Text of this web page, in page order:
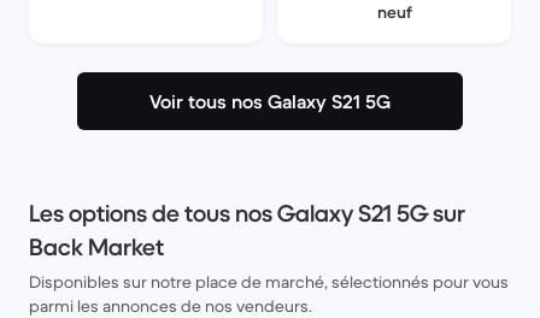
neuf
Voir tous nos Galaxy S21 5G
Les options de tous nos Galaxy S21 5G sur
Back Market
Disponibles sur notre place de marché, sélectionnés pour vous
parmi les annonces de nos vendeurs.